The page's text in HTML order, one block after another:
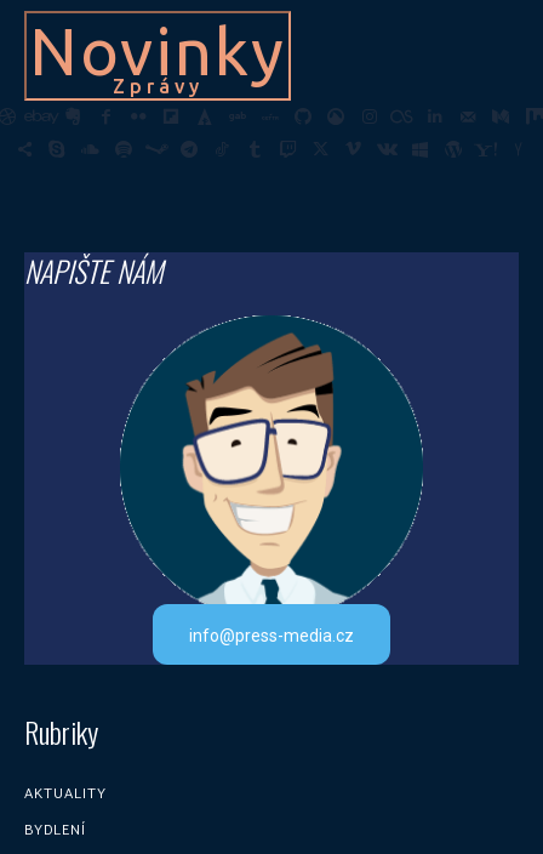
Novinky
Zprávy
NAPIŠTE NÁM
info@press-media.cz
Rubriky
AKTUALITY
BYDLENÍ